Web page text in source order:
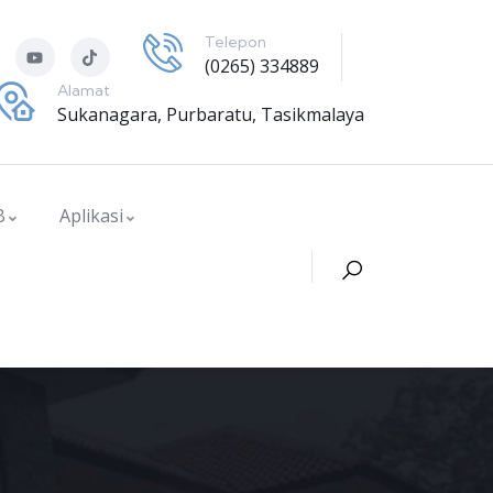
Telepon
(0265) 334889
Alamat
Sukanagara, Purbaratu, Tasikmalaya
Aplikasi